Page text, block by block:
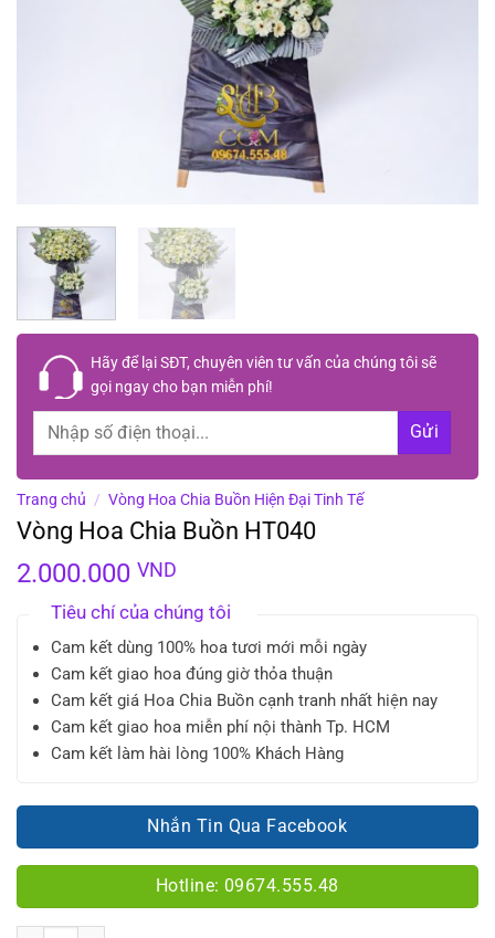
Hãy để lạiSĐT, chuyên viên tư vấn của chúng tôi sẽ
gọi ngay cho bạn miễn phí!
Trang chủ / Vòng Hoa Chia Buồn Hiện Đại Tinh Tế
Vòng Hoa Chia Buồn HT040
2.000.000 VND
Tiêu chí của chúng tôi
Cam kết dùng 100% hoa tươi mới mỗi ngày
Cam kết giao hoa đúng giờ thỏa thuận
Cam kết giá Hoa Chia Buồn cạnh tranh nhất hiện nay
Cam kết giao hoa miễn phí nội thành Tp. HCM
Cam kết làm hài lòng 100% Khách Hàng
Nhắn Tin Qua Facebook
Hotline: 09674.555.48